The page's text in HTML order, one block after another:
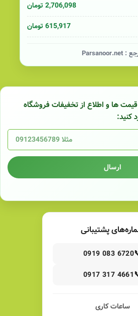
2,706,098 تومان
615,917 تومان
:
Parsanoor.net
ها و اطلاع از تخفیفات فروشگاه
کنید:
ارسال
پشتیبانی
0919 083 6720
0917 317 4661
ساعات کاری